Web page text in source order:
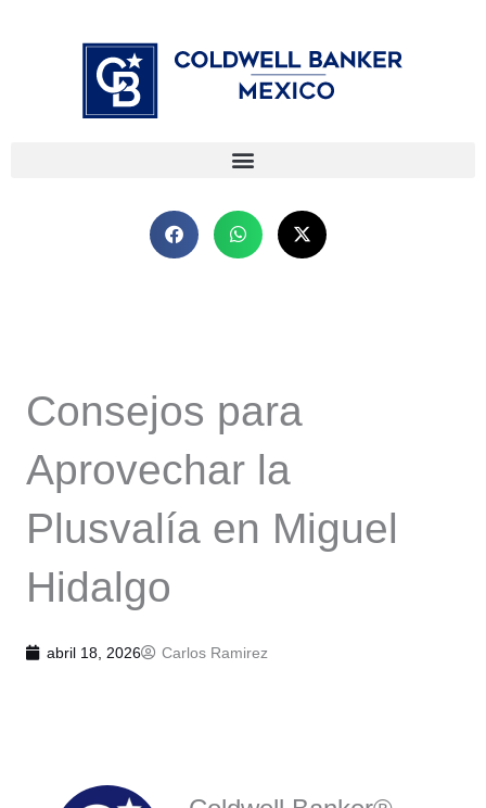
Consejos para
Aprovechar la
Plusvalía en Miguel
Hidalgo
abril 18, 2026 Carlos Ramirez